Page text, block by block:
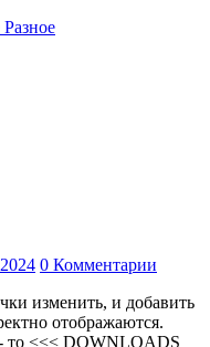
Разное
0 Комментарии
отображаются.
то <<< DOWNLOADS